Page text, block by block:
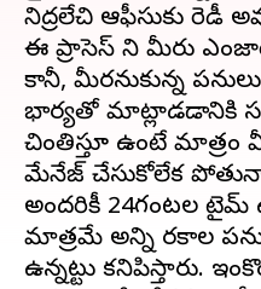
నిద్రలేచి ఆఫీసుకు రెడీ
ఈ ప్రాసెస్ ని మీరు
కానీ, మీరనుకున్న
భార్యతో మాట్లాడడానికి
చింతిస్తూ ఉంటే మాత్రం
మేనేజ్ చేసుకోలేక
అందరికీ 24గంటల టైమ్
మాత్రమే అన్ని రకాల
ఉన్నట్టు కనిపిస్తారు.